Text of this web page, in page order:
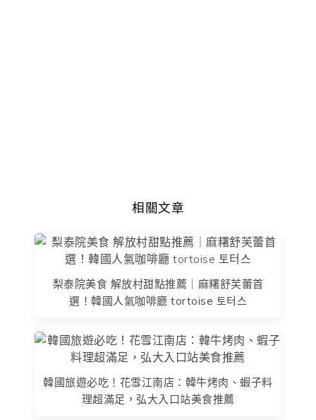
相關文章
梨泰院美食 解放村甜點推薦｜麻糬舒芙蕾首
選！韓國人氣咖啡廳 tortoise 토터스
韓國旅遊必吃！花雪江南店：韓牛烤肉、蝦子料
理超滿足，弘大入口站美食推薦